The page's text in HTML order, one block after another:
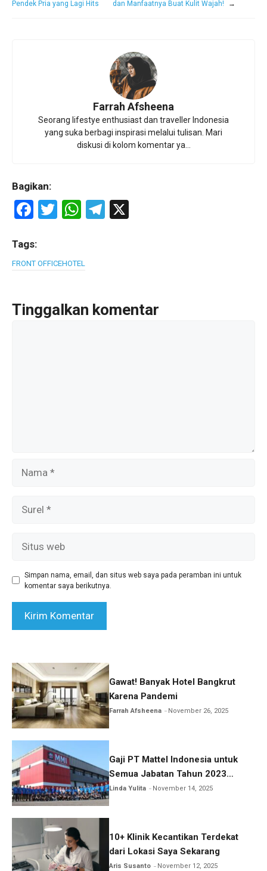
Pendek Pria yang Lagi Hits dan Manfaatnya Buat Kulit Wajah! →
Farrah Afsheena
Seorang lifestye enthusiast dan traveller Indonesia
yang suka berbagi inspirasi melalui tulisan. Mari
diskusi di kolom komentar ya...
Bagikan:
F
ce
b
o
k
T
er
W
s
p
T
m
Tags:
FRONT OFFICEHOTEL
Tinggalkan komentar
web
Simpan nama, email, dan situs web saya pada peramban ini untuk
komentar saya berikutnya.
Gawat! Banyak Hotel Bangkrut
Karena Pandemi
Farrah Afsheena November 26, 2025
Gaji PT Mattel Indonesia untuk
Semua Jabatan Tahun 2023
Lengkap!
Linda Yulita November 14, 2025
10+ Klinik Kecantikan Terdekat
dari Lokasi Saya Sekarang
Aris Susanto November 12, 2025